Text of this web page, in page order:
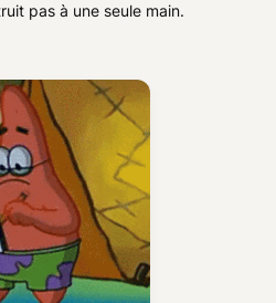
pas à une seule main.